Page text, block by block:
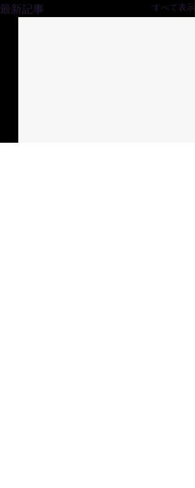
最新記事 すべて表示